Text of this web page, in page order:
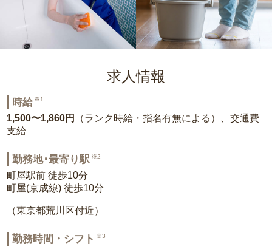
求人情報
時給 ※1
1,500〜1,860円
（ランク時給・指名有無による）、交通費
支給
勤務地･最寄り駅 ※2
町屋駅前 徒歩10分
町屋(京成線) 徒歩10分
（東京都荒川区付近）
勤務時間・シフト ※3